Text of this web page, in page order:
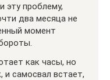
эту проблему,
два месяца не
момент
как часы, но
и самосвал встает,